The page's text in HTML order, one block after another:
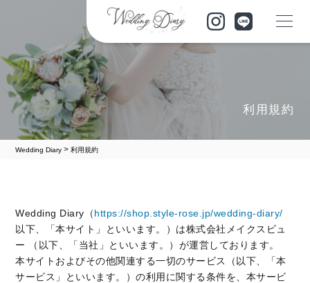
利用規約
Wedding Diary >利用規約
Wedding Diary（https://shop.style-rose.jp/wedding-diary/
以下、「本サイト」といいます。）は株式会社メイクスビュ
ー （以下、「当社」といいます。）が運営しております。
本サイトおよびその他関連する一切のサービス（以下、「本
サービス」といいます。）の利用に関する条件を、本サービ